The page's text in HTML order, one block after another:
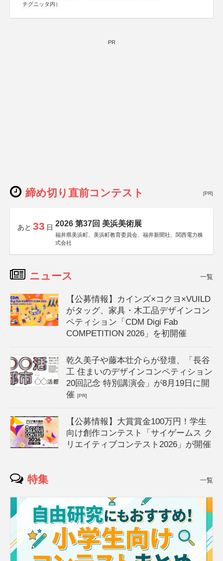
チグニッタ内）
PR
締め切り直前コンテスト [PR]
あと 33 日 2026 第37回 美浜美術展
福井県美浜町、美浜町教育委員会、福井新聞社、関西電力株
式会社
ニュース 一覧
【公募情報】カインズ×コクヨ×VUILD
がタッグ、家具・木工品デザインコン
ペティション「CDM Digi Fab
COMPETITION 2026」を初開催
乾久美子や藤本壮介らが登壇、「長谷
工 住まいのデザインコンペティション
20回記念 特別講演会」が8月19日に開
催[PR]
【公募情報】大賞賞金100万円！学生
向け創作コンテスト「サイゲームス ク
リエイティブコンテスト2026」が開催
特集 一覧